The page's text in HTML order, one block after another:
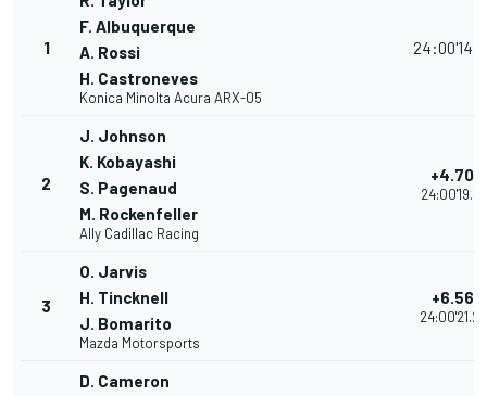
1
F. Albuquerque
A. Rossi
H. Castroneves
Konica Minolta Acura ARX-05
2
J. Johnson
K. Kobayashi
S. Pagenaud
M. Rockenfeller
Ally Cadillac Racing
+4.704
3
O. Jarvis
H. Tincknell
J. Bomarito
Mazda Motorsports
+6.562
D. Cameron